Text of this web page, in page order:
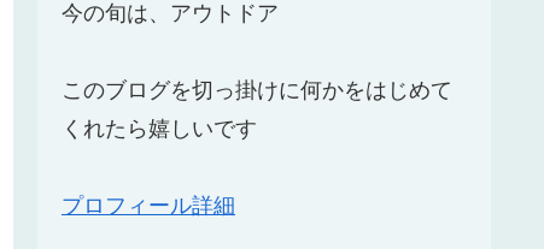
今の旬は、アウトドア
このブログを切っ掛けに何かをはじめて
くれたら嬉しいです
プロフィール詳細